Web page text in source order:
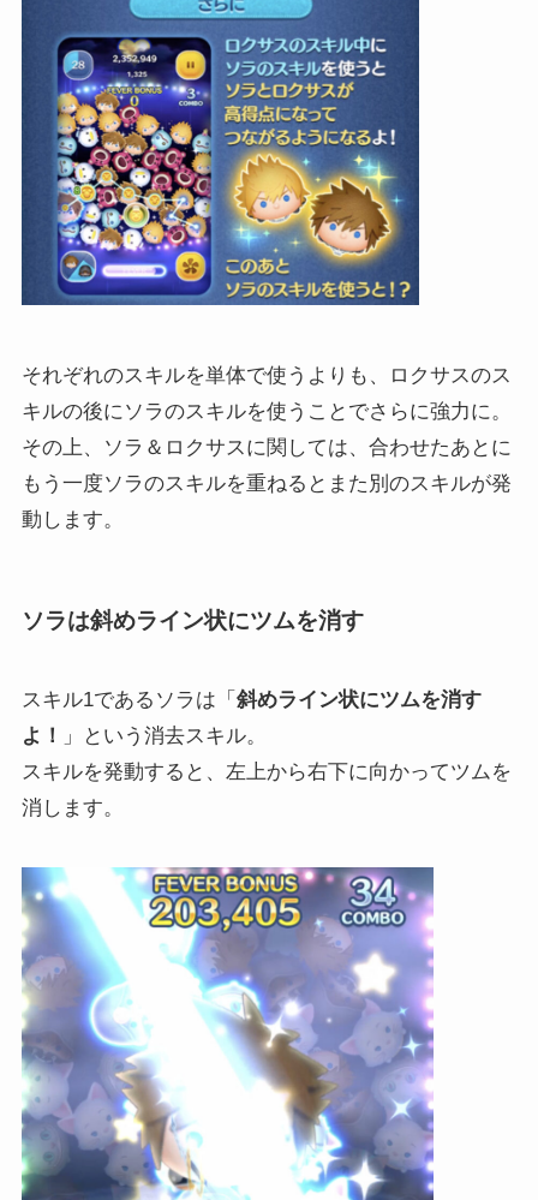
それぞれのスキルを単体で使うよりも、ロクサスのス
キルの後にソラのスキルを使うことでさらに強力に。
その上、ソラ＆ロクサスに関しては、合わせたあとに
もう一度ソラのスキルを重ねるとまた別のスキルが発
動します。
ソラは斜めライン状にツムを消す
スキル1であるソラは「 斜めライン状にツムを消す
よ！
」という消去スキル。
スキルを発動すると、左上から右下に向かってツムを
消します。